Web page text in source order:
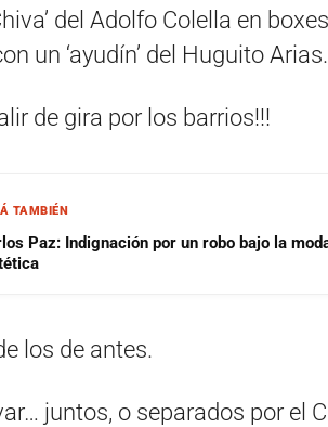
del Adolfo Colella en
un ‘ayudín’ del Huguito Arias.
de gira por los barrios!!!
TAMBIÉN
Paz: Indignación por un robo bajo la
los de antes.
juntos, o separados por el